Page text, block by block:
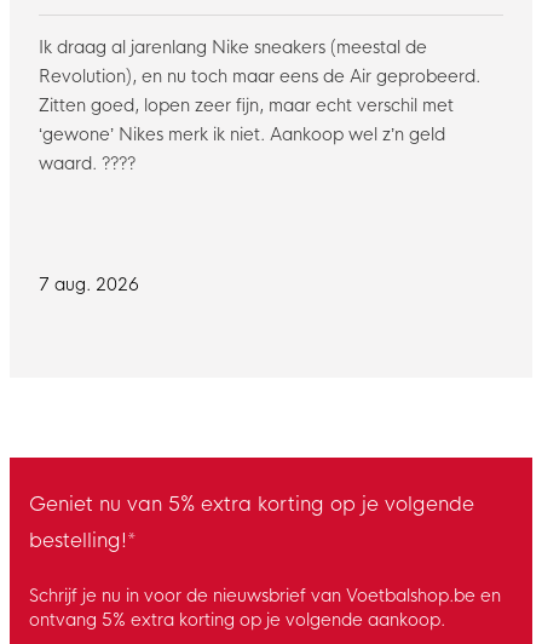
7 aug. 2026
Ik draag al jarenlang Nike sneakers (meestal de
Revolution), en nu toch maar eens de Air geprobeerd.
Zitten goed, lopen zeer fijn, maar echt verschil met
‘gewone’ Nikes merk ik niet. Aankoop wel z’n geld
waard. ????
Geniet nu van 5% extra korting op je volgende
bestelling!*
Schrijf je nu in voor de nieuwsbrief van Voetbalshop.be en
ontvang 5% extra korting op je volgende aankoop.